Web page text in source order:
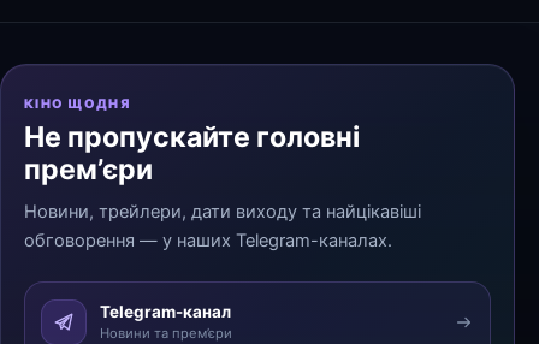
КІНО ЩОДНЯ
Не пропускайте головні
прем’єри
Новини, трейлери, дати виходу та найцікавіші
обговорення — у наших Telegram-каналах.
Telegram-канал
Новини та прем’єри